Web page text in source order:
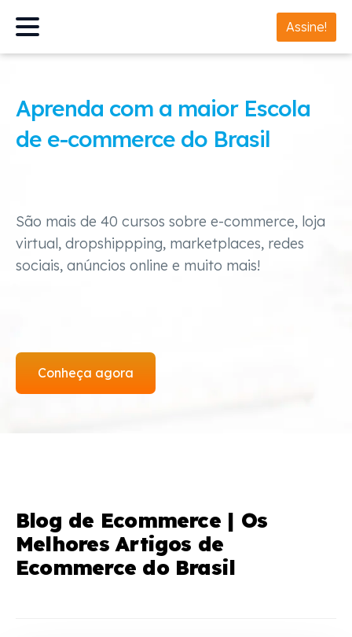
Assine!
Aprenda com a maior Escola
de e-commerce do Brasil
São mais de 40 cursos sobre e-commerce, loja
virtual, dropshippping, marketplaces, redes
sociais, anúncios online e muito mais!
Conheça agora
Blog de Ecommerce | Os
Melhores Artigos de
Ecommerce do Brasil